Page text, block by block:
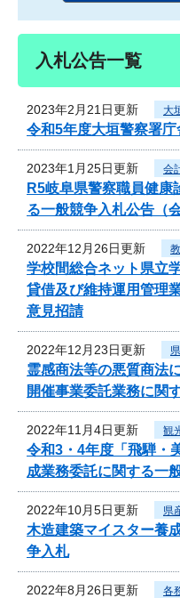
入札公告一覧
2023年2月21日更新 大
令和5年度大垣警察署
2023年1月25日更新 会
R5岐阜県警察職員健康
る一般競争入札公告（
2022年12月26日更新
学校間総合ネット県立
貸借及び維持運用管理
意見招請
2022年12月23日更新
霊感商法等の悪質商法
開催事業委託業務に関
2022年11月4日更新 観
令和3・4年度「飛騨・
成業務委託に関する一
2022年10月5日更新 県
木造建築マイスター養
争入札
2022年8月26日更新 各